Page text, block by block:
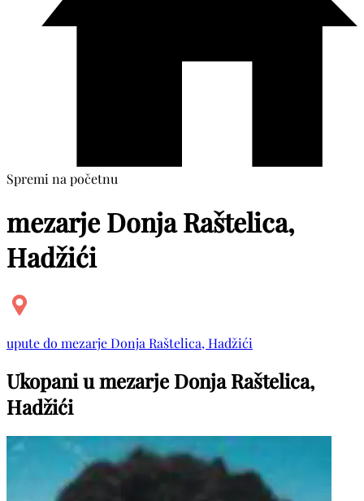
Spremi na početnu
mezarje Donja Raštelica,
Hadžići
upute do mezarje Donja Raštelica, Hadžići
Ukopani u mezarje Donja Raštelica,
Hadžići